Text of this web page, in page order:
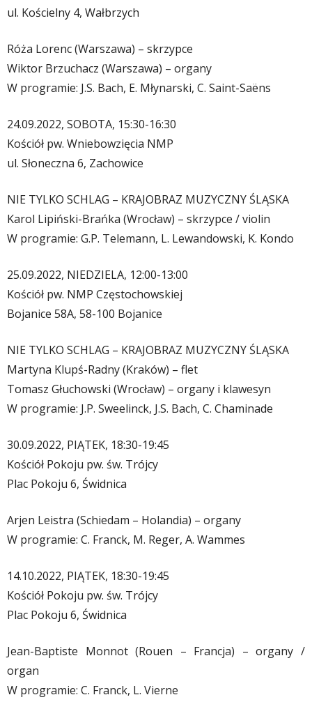
ul. Kościelny 4, Wałbrzych
Róża Lorenc (Warszawa) – skrzypce
Wiktor Brzuchacz (Warszawa) – organy
W programie: J.S. Bach, E. Młynarski, C. Saint-Saëns
24.09.2022, SOBOTA, 15:30-16:30
Kościół pw. Wniebowzięcia NMP
ul. Słoneczna 6, Zachowice
NIE TYLKO SCHLAG – KRAJOBRAZ MUZYCZNY ŚLĄSKA
Karol Lipiński-Brańka (Wrocław) – skrzypce / violin
W programie: G.P. Telemann, L. Lewandowski, K. Kondo
25.09.2022, NIEDZIELA, 12:00-13:00
Kościół pw. NMP Częstochowskiej
Bojanice 58A, 58-100 Bojanice
NIE TYLKO SCHLAG – KRAJOBRAZ MUZYCZNY ŚLĄSKA
Martyna Klupś-Radny (Kraków) – flet
Tomasz Głuchowski (Wrocław) – organy i klawesyn
W programie: J.P. Sweelinck, J.S. Bach, C. Chaminade
30.09.2022, PIĄTEK, 18:30-19:45
Kościół Pokoju pw. św. Trójcy
Plac Pokoju 6, Świdnica
Arjen Leistra (Schiedam – Holandia) – organy
W programie: C. Franck, M. Reger, A. Wammes
14.10.2022, PIĄTEK, 18:30-19:45
Kościół Pokoju pw. św. Trójcy
Plac Pokoju 6, Świdnica
Jean-Baptiste Monnot (Rouen – Francja) – organy /
organ
W programie: C. Franck, L. Vierne